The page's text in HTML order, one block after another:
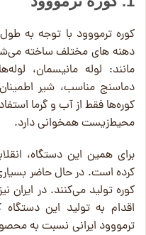
دهنه‌ های مختلف ساخته
مانند: لوله مانیسمان،
دماسنج مناسب، شیر
کوره‌ها فقط از آب و گرما
محیط‌زیست همخوانی دارد.
برای همین این دستگاه،
کرده است. در حال حاضر
کوره تولید می‌کنند. در ایران
اقدام به تولید این
ترمووود ایرانی نسبت به